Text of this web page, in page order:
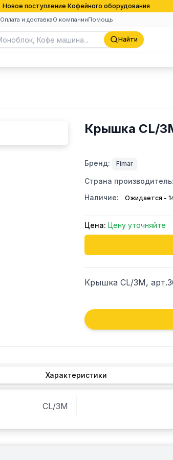
Новое поступление Кофейного оборудования
Оплата и доставкаО компанииПомощь
Найти
Крышка CL/
Бренд: Fimar
Страна производитель:
Наличие:
Ожидается -
Цена: Цену уточняйте
Крышка CL/3M,
Характеристики
CL/3M